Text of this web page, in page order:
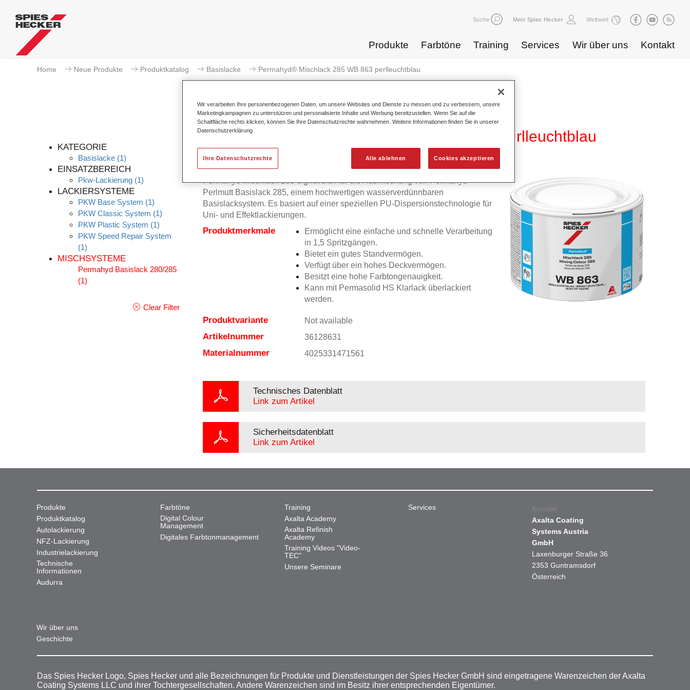
Suche Mein Spies Hecker Weltweit
Produkte Farbtöne Training Services Wir über uns Kontakt
Home Neue Produkte Produktkatalog Basislacke Permahyd® Mischlack 285 WB 863 perlleuchtblau
KATEGORIE
Basislacke (1)
EINSATZBEREICH
Pkw-Lackierung (1)
LACKIERSYSTEME
PKW Base System (1)
PKW Classic System (1)
PKW Plastic System (1)
PKW Speed Repair System
(1)
MISCHSYSTEME
Permahyd Basislack 280/285
(1)
Clear Filter
Permahyd® Mischlack 285 WB 863 perlleuchtblau
Permahyd Mischlack 285 eignet sich für die Ausmischung von Permahyd
Perlmutt Basislack 285, einem hochwertigen wasserverdünnbaren
Basislacksystem. Es basiert auf einer speziellen PU-Dispersionstechnologie für
Uni- und Effektlackierungen.
Produktmerkmale
Ermöglicht eine einfache und schnelle Verarbeitung
in 1,5 Spritzgängen.
Bietet ein gutes Standvermögen.
Verfügt über ein hohes Deckvermögen.
Besitzt eine hohe Farbtongenauigkeit.
Kann mit Permasolid HS Klarlack überlackiert
werden.
Produktvariante Not available
Artikelnummer 36128631
Materialnummer 4025331471561
Technisches Datenblatt
Link zum Artikel
Sicherheitsdatenblatt
Link zum Artikel
Produkte
Produktkatalog
Autolackierung
NFZ-Lackierung
Industrielackierung
Technische
Informationen
Audurra
Farbtöne
Digital Colour
Management
Digitales Farbtonmanagement
Training
Axalta Academy
Axalta Refinish
Academy
Training Videos "Video-
TEC"
Unsere Seminare
Services
Wir über uns
Geschichte
Kontakt
Axalta Coating
Systems Austria
GmbH
Laxenburger Straße 36
2353 Guntramsdorf
Österreich
Das Spies Hecker Logo, Spies Hecker und alle Bezeichnungen für Produkte und Dienstleistungen der Spies Hecker GmbH sind eingetragene Warenzeichen der Axalta
Coating Systems LLC und ihrer Tochtergesellschaften. Andere Warenzeichen sind im Besitz ihrer entsprechenden Eigentümer.
Wir verarbeiten Ihre personenbezogenen Daten, um unsere Websites und Dienste zu messen und zu verbessern, unsere
Marketingkampagnen zu unterstützen und personalisierte Inhalte und Werbung bereitzustellen. Wenn Sie auf die
Schaltfläche rechts klicken, können Sie Ihre Datenschutzrechte wahrnehmen. Weitere Informationen finden Sie in unserer
Datenschutzerklärung
Alle ablehnen Cookies akzeptieren
Ihre Datenschutzrechte